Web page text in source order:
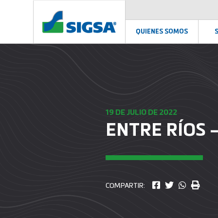
QUIENES SOMOS
19 DE JULIO DE 2022
ENTRE RÍOS
COMPARTIR: